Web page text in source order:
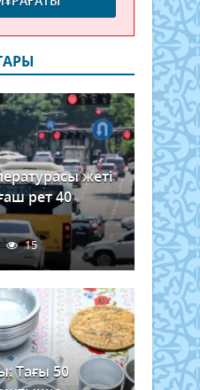
жеті
рет 40
15
Тағы 50